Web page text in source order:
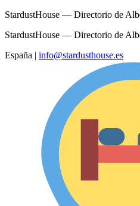
StardustHouse — Directorio de
StardustHouse — Directorio de
España | info@stardusthouse.es